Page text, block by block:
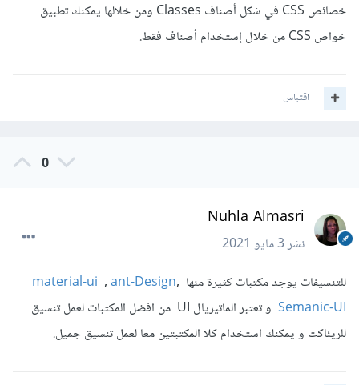
خصائص CSS في شكل أصناف Classes ومن خلالها يمكنك تطبيق
خواص CSS من خلال إستخدام أصناف فقط.
اقتباس
0
Nuhla Almasri
نشر3 مايو 2021
للتنسيفات يوجد مكتبات كثيرة منها
material-ui ,ant-Design
Semanic-UI
و تعتبر الماتيريال UI من افضل المكتبات لعمل تنسيق
للريئاكت و يمكنك استخدام كلا المكتبتين معا لعمل تنسيق جميل.